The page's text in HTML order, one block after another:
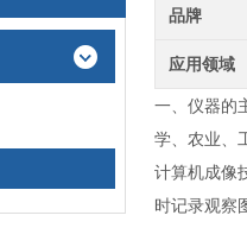
品牌
应用领域
一、仪器的
学、农业、
计算机成像
时记录观察